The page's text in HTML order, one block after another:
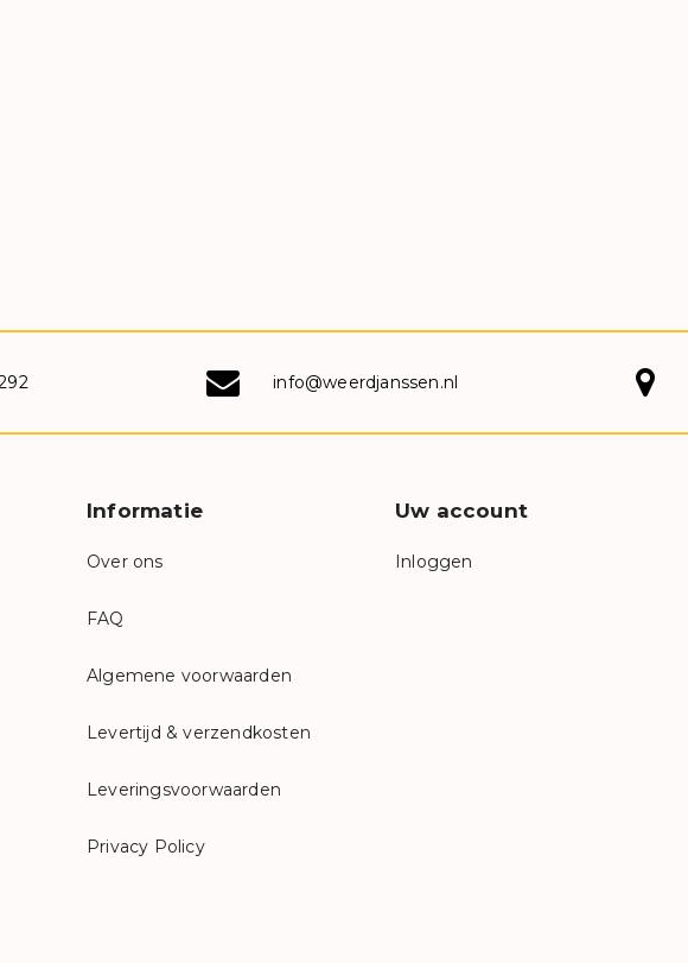
info@weerdjanssen.nl
Informatie
Over ons
FAQ
Algemene voorwaarden
Levertijd & verzendkosten
Leveringsvoorwaarden
Privacy Policy
Uw account
Inloggen